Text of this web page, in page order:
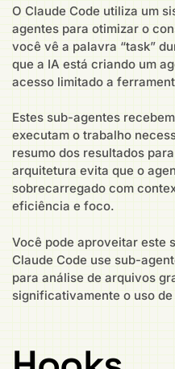
O Claude Code utiliza um
agentes para otimizar o
você vê a palavra “task”
que a IA está criando um
acesso limitado a
Estes sub-agentes
executam o trabalho
resumo dos resultados
arquitetura evita que o
sobrecarregado com
eficiência e foco.
Você pode aproveitar este
Claude Code use sub-
para análise de arquivos
significativamente o uso